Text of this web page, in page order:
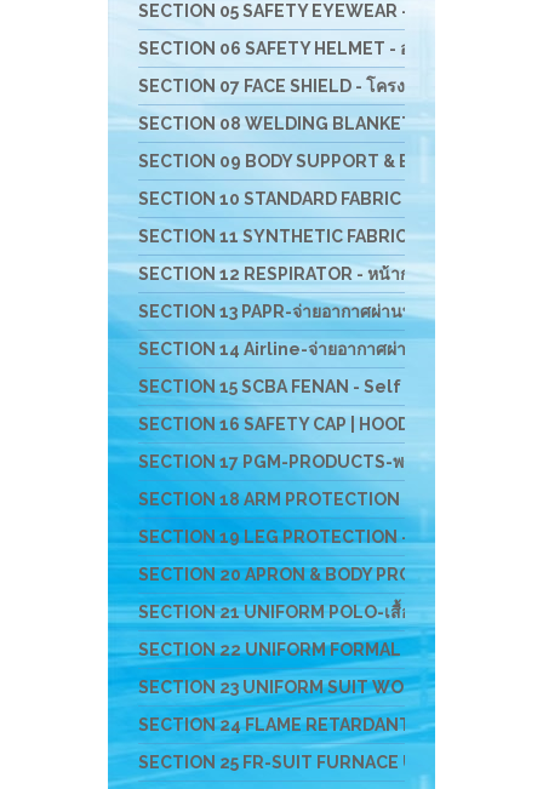
SECTION 05 SAFETY EYEWEAR - แว่นตานิรภัย แ
SECTION 06 SAFETY HELMET - อุปกรณ์ป้องกันศีร
SECTION 07 FACE SHIELD - โครงกระบังหน้าสำห
SECTION 08 WELDING BLANKET - ผ้าห่มกันสะเก็
SECTION 09 BODY SUPPORT & BACK
SECTION 10 STANDARD FABRIC MASK- ผ้าปิดจมู
SECTION 11 SYNTHETIC FABRIC MASK - ผ้าปิดจมู
SECTION 12 RESPIRATOR - หน้ากากตลับกรอง
SECTION 13 PAPR-จ่ายอากาศผ่านพัดลม BESTSAFE
SECTION 14 Airline-จ่ายอากาศผ่านสายลม
SECTION 15 SCBA FENAN - Self Contained
SECTION 16 SAFETY CAP | HOOD | หมวกผ้า หมว
SECTION 17 PGM-PRODUCTS-พรม-กระเป๋า-ร่ม-
SECTION 18 ARM PROTECTION - ปลอกแขนนิรภัย
SECTION 19 LEG PROTECTION - ปลอกขานิรภัย
SECTION 20 APRON & BODY PROTECTION- เอี๊ย
SECTION 21 UNIFORM POLO-เสื้อโปโล-เสื้อ T-
SECTION 22 UNIFORM FORMAL OFFICE SUIT
SECTION 23 UNIFORM SUIT WORKSHOP SUIT
SECTION 24 FLAME RETARDANT FABRIC [FR-
SECTION 25 FR-SUIT FURNACE UNIFORM ผ้ากั